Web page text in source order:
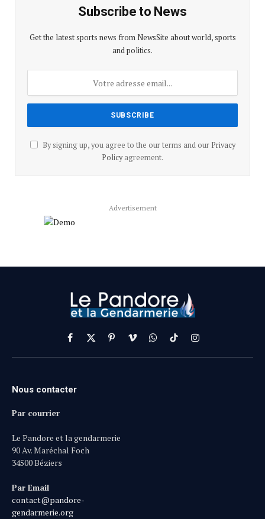
Subscribe to News
Get the latest sports news from NewsSite about world, sports
and politics.
By signing up, you agree to the our terms and our Privacy
Policyagreement.
Advertisement
Facebook
X
(Twitter)
PinterestVimeoWhatsApp
TikTokInstagram
Nous contacter
Par courrier
Le Pandore et la gendarmerie
90 Av. Maréchal Foch
34500 Béziers
Par Email
contact@pandore-
gendarmerie.org